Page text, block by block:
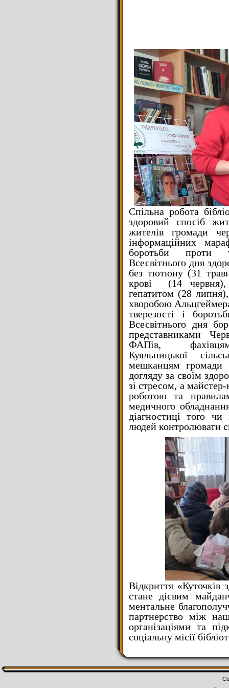
Спільна робота
здоровий спосіб
жителів громади
інформаційних
боротьби проти
Всесвітнього дня
без тютюну (31
крові (14
гепатитом (28
хворобою
тверезості і
Всесвітнього дня
представниками
ФАПів,
Куяльницької
мешканцям громади
догляду за своїм
зі стресом, а
роботою та
медичного
діагностиці того
людей контролювати
Відкриття
стане дієвим
ментальне
партнерство між
організаціями та
соціальну місії